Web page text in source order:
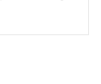
of receiving the